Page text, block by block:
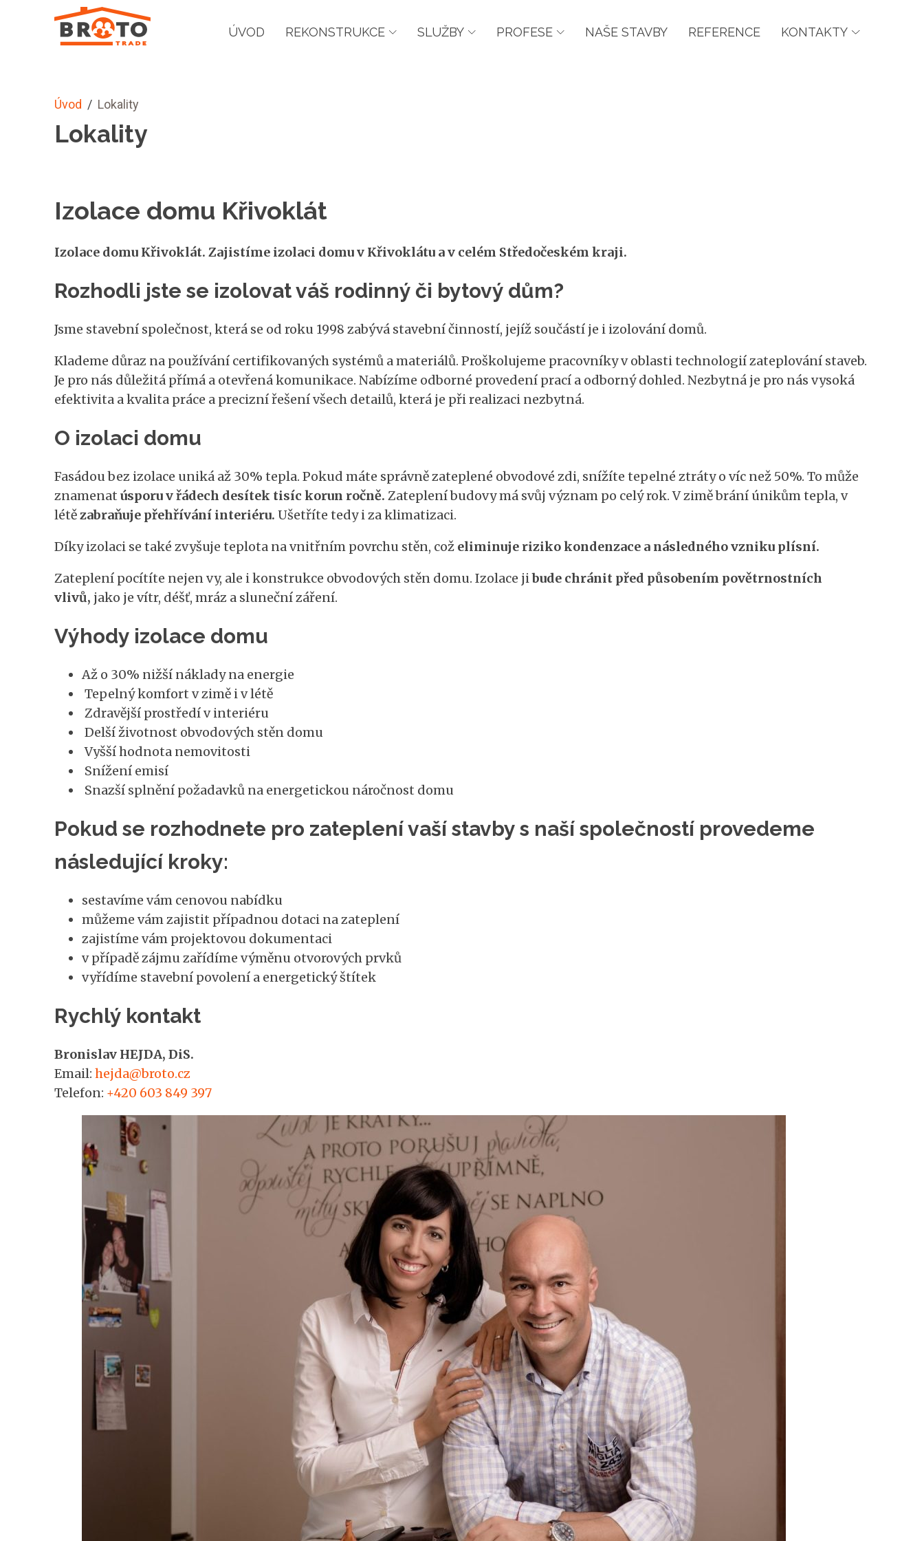
ÚVOD REKONSTRUKCE SLUŽBY PROFESE NAŠE STAVBY REFERENCE KONTAKTY
Úvod / Lokality
Lokality
Izolace domu Křivoklát
Izolace domu Křivoklát. Zajistíme izolaci domu v Křivoklátu a v celém Středočeském kraji.
Rozhodli jste se izolovat váš rodinný či bytový dům?
Jsme stavební společnost, která se od roku 1998 zabývá stavební činností, jejíž součástí je i izolování domů.
Klademe důraz na používání certifikovaných systémů a materiálů. Proškolujeme pracovníky v oblasti technologií zateplování staveb.
Je pro nás důležitá přímá a otevřená komunikace. Nabízíme odborné provedení prací a odborný dohled. Nezbytná je pro nás vysoká
efektivita a kvalita práce a precizní řešení všech detailů, která je při realizaci nezbytná.
O izolaci domu
Fasádou bez izolace uniká až 30% tepla. Pokud máte správně zateplené obvodové zdi, snížíte tepelné ztráty o víc než 50%. To může
znamenat úsporu v řádech desítek tisíc korun ročně. Zateplení budovy má svůj význam po celý rok. V zimě brání únikům tepla, v
létězabraňuje přehřívání interiéru. Ušetříte tedy i za klimatizaci.
Díky izolaci se také zvyšuje teplota na vnitřním povrchu stěn, což eliminuje riziko kondenzace a následného vzniku plísní.
Zateplení pocítíte nejen vy, ale i konstrukce obvodových stěn domu. Izolace jibude chránit před působením povětrnostních
vlivů, jako je vítr, déšť, mráz a sluneční záření.
Výhody izolace domu
Až o 30% nižší náklady na energie
Tepelný komfort v zimě i v létě
Zdravější prostředí v interiéru
Delší životnost obvodových stěn domu
Vyšší hodnota nemovitosti
Snížení emisí
Snazší splnění požadavků na energetickou náročnost domu
Pokud se rozhodnete pro zateplení vaší stavby s naší společností provedeme
následující kroky:
sestavíme vám cenovou nabídku
můžeme vám zajistit případnou dotaci na zateplení
zajistíme vám projektovou dokumentaci
v případě zájmu zařídíme výměnu otvorových prvků
vyřídíme stavební povolení a energetický štítek
Rychlý kontakt
Bronislav HEJDA, DiS.
Email: hejda@broto.cz
Telefon: +420 603 849 397